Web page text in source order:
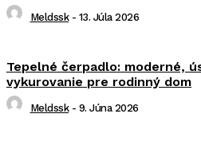
Meldssk - 13. Júla 2026
Tepelné čerpadlo: moderné,
vykurovanie pre rodinný dom
Meldssk - 9. Júna 2026